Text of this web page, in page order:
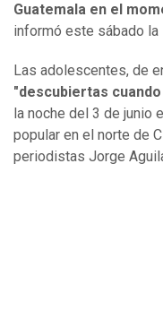
Guatemala en el
informó este sábado la
Las adolescentes, de
"descubiertas
la noche del 3 de junio
popular en el norte de
periodistas Jorge